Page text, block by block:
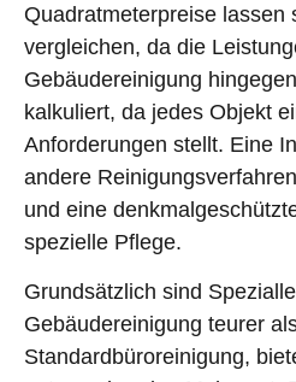
Quadratmeterpreise lassen
vergleichen, da die
Gebäudereinigung
kalkuliert, da jedes Objekt
Anforderungen stellt. Eine
andere
und eine
spezielle Pflege.
Grundsätzlich sind
Gebäudereinigung teurer
Standardbüroreinigung,